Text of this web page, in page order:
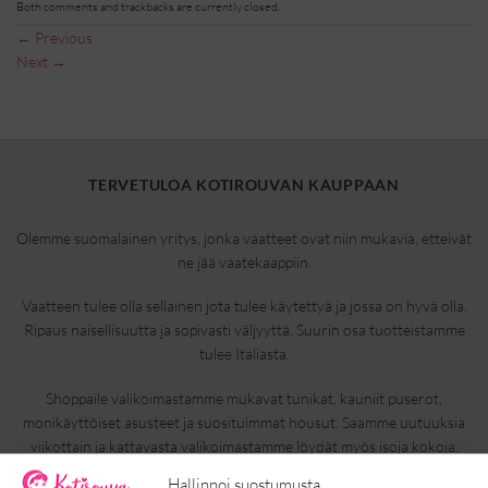
Both comments and trackbacks are currently closed.
← Previous
Next →
TERVETULOA KOTIROUVAN KAUPPAAN
Olemme suomalainen yritys, jonka vaatteet ovat niin mukavia, etteivät
ne jää vaatekaappiin.
Vaatteen tulee olla sellainen jota tulee käytettyä ja jossa on hyvä olla.
Ripaus naisellisuutta ja sopivasti väljyyttä. Suurin osa tuotteistamme
tulee Italiasta.
Shoppaile valikoimastamme mukavat tunikat, kauniit puserot,
monikäyttöiset asusteet ja suosituimmat housut. Saamme uutuuksia
viikottain ja kattavasta valikoimastamme löydät myös isoja kokoja.